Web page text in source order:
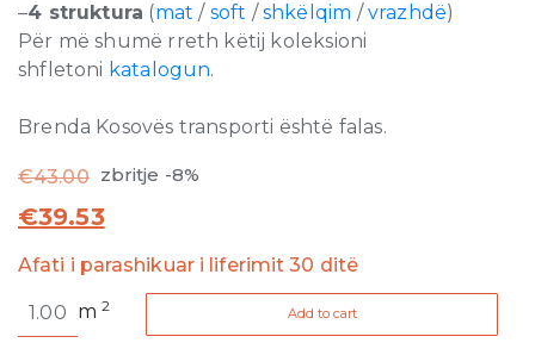
–4 struktura (mat / soft /shkëlqim /vrazhdë)
Për më shumë rreth këtij koleksioni
shfletoni katalogun.
Brenda Kosovës transporti është falas.
€43.00 zbritje -8%
€39.53
Afati i parashikuar i liferimit 30 ditë
2.0
m2 Add to cart